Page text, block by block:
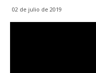
02 de julio de 2019